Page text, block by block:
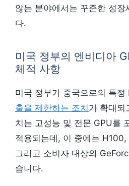
않는 분야에서는 꾸준한 성장
다.
미국 정부의 엔비디아
체적 사항
미국 정부가 중국으로의 특정
출을 제한하는 조치가 확대되
치는 고성능 및 전문 GPU를
적용되는데, 이 중에는
그리고 소비자 대상의
습니다.